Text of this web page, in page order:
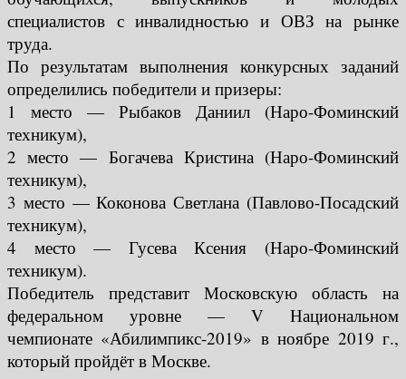
специалистов с инвалидностью и ОВЗ на рынке
труда.
По результатам выполнения конкурсных заданий
определились победители и призеры:
1 место — Рыбаков Даниил (Наро-Фоминский
техникум),
2 место — Богачева Кристина (Наро-Фоминский
техникум),
3 место — Коконова Светлана (Павлово-Посадский
техникум),
4 место — Гусева Ксения (Наро-Фоминский
техникум).
Победитель представит Московскую область на
федеральном уровне — V Национальном
чемпионате «Абилимпикс-2019» в ноябре 2019 г.,
который пройдёт в Москве.